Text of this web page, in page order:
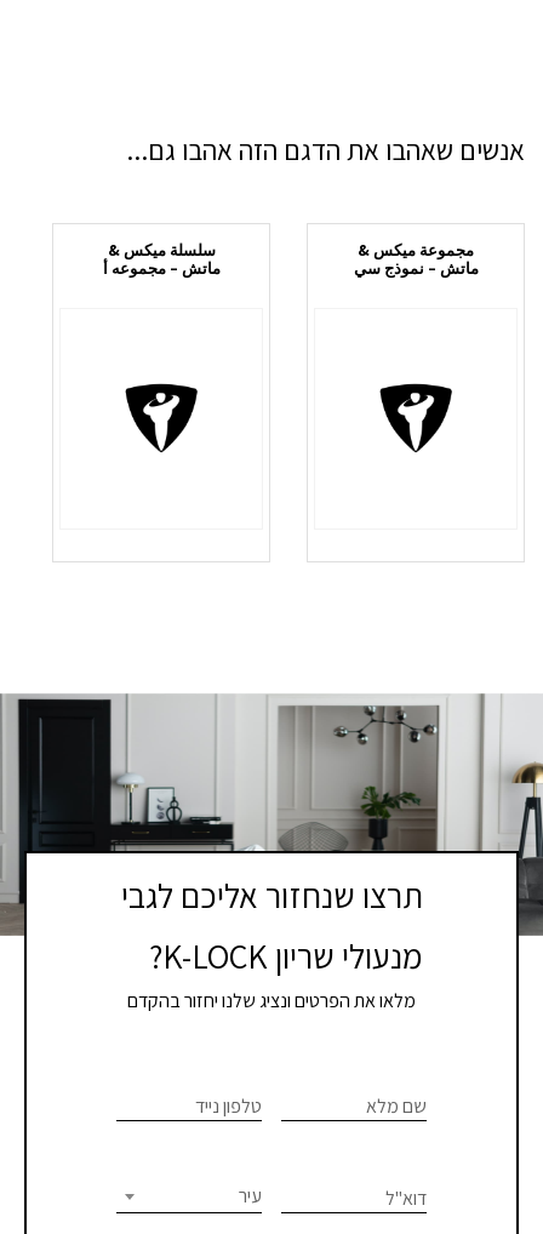
אנשים שאהבו את הדגם הזה אהבו גם...
مجموعة ميكس &
ماتش – نموذج سي
سلسلة ميكس &
ماتش – مجموعه أ
תרצו שנחזור אליכם לגבי
מנעולי שריון K-LOCK?
מלאו את הפרטים ונציג שלנו יחזור בהקדם
קשר
עמוד
שם מלא טלפון נייד
דוא"ל עיר
are
this
field